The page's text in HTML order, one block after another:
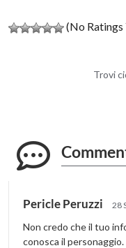
(No Ratings
Trovi
Pericle Peruzzi 28
Non credo che il tuo
conosca il